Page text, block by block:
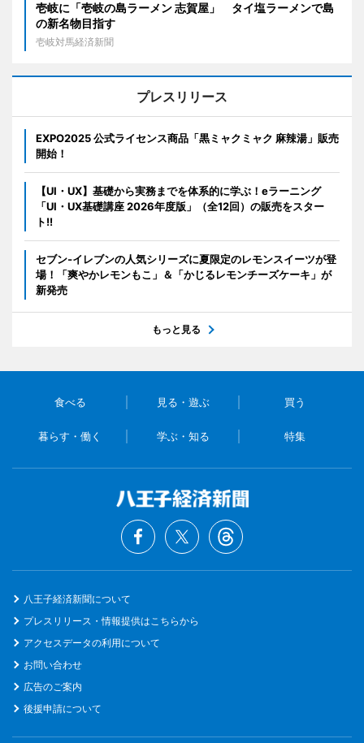
壱岐に「壱岐の島ラーメン 志賀屋」 タイ塩ラーメンで島
の新名物目指す
壱岐対馬経済新聞
プレスリリース
EXPO2025 公式ライセンス商品「黒ミャクミャク 麻辣湯」販売
開始！
【UI・UX】基礎から実務までを体系的に学ぶ！eラーニング
「UI・UX基礎講座 2026年度版」（全12回）の販売をスター
ト!!
セブン‐イレブンの人気シリーズに夏限定のレモンスイーツが登
場！「爽やかレモンもこ」＆「かじるレモンチーズケーキ」が
新発売
もっと見る
食べる 見る・遊ぶ 買う
暮らす・働く 学ぶ・知る 特集
八王子経済新聞について
プレスリリース・情報提供はこちらから
アクセスデータの利用について
お問い合わせ
広告のご案内
後援申請について